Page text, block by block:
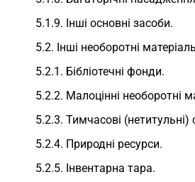
5.1.9. Інші основні засоби.
5.2. Інші необоротні
5.2.1. Бібліотечні фонди.
5.2.2. Малоцінні необоротні
5.2.3. Тимчасові (нетитульні)
5.2.4. Природні ресурси.
5.2.5. Інвентарна тара.